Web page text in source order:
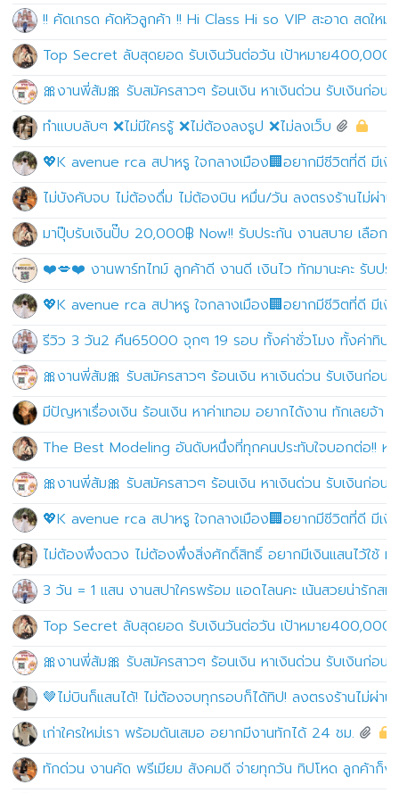
!! คัดเกรด คัดหัวลูกค้า !! Hi Class Hi so VIP สะอาด สดใหม่
Top Secret ลับสุดยอด รับเงินวันต่อวัน เป้าหมาย400,000
🎀งานพี่ส้ม🎀 รับสมัครสาวๆ ร้อนเงิน หาเงินด่วน รับเงินก่อนท
ทำแบบลับๆ ❌ไม่มีใครรู้ ❌ไม่ต้องลงรูป ❌ไม่ลงเว็บ
💖K avenue rca สปาหรู ใจกลางเมือง🏢อยากมีชีวิตที่ดี มีเงิ
ไม่บังคับจบ ไม่ต้องดื่ม ไม่ต้องบิน หมื่น/วัน ลงตรงร้านไม่ผ่าน
มาปุ๊บรับเงินปั๊บ 20,000฿ Now!! รับประกัน งานสบาย เลือ
❤️💋❤️ งานพาร์ทไทม์ ลูกค้าดี งานดี เงินไว ทักมานะคะ รับ
💖K avenue rca สปาหรู ใจกลางเมือง🏢อยากมีชีวิตที่ดี มีเงิ
รีวิว 3 วัน2 คืน65000 จุกๆ 19 รอบ ทั้งค่าชั่วโมง ทั้งค่าทิป
🎀งานพี่ส้ม🎀 รับสมัครสาวๆ ร้อนเงิน หาเงินด่วน รับเงินก่อนท
มีปัญหาเรื่องเงิน ร้อนเงิน หาค่าเทอม อยากได้งาน ทักเลยจ้า
The Best Modeling อันดับหนึ่งที่ทุกคนประทับใจบอกต่อ!! ห
🎀งานพี่ส้ม🎀 รับสมัครสาวๆ ร้อนเงิน หาเงินด่วน รับเงินก่อนท
💖K avenue rca สปาหรู ใจกลางเมือง🏢อยากมีชีวิตที่ดี มีเงิ
ไม่ต้องพึ่งดวง ไม่ต้องพึ่งสิ่งศักดิ์สิทธิ์ อยากมีเงินแสนไว้ใช้ ทั
3 วัน = 1 แสน งานสปาใครพร้อม แอดไลนคะ เน้นสวยน่ารักสมั
Top Secret ลับสุดยอด รับเงินวันต่อวัน เป้าหมาย400,000
🎀งานพี่ส้ม🎀 รับสมัครสาวๆ ร้อนเงิน หาเงินด่วน รับเงินก่อนท
🤎ไม่บินก็แสนได้! ไม่ต้องจบทุกรอบก็ได้ทิป! ลงตรงร้านไม่ผ่าน
เก่าใครใหม่เรา พร้อมดันเสมอ อยากมีงานทักได้ 24 ชม.
ทักด่วน งานคัด พรีเมียม สังคมดี จ่ายทุกวัน ทิปโหด ลูกค้าก็